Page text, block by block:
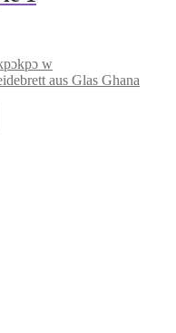
w
aus Glas Ghana